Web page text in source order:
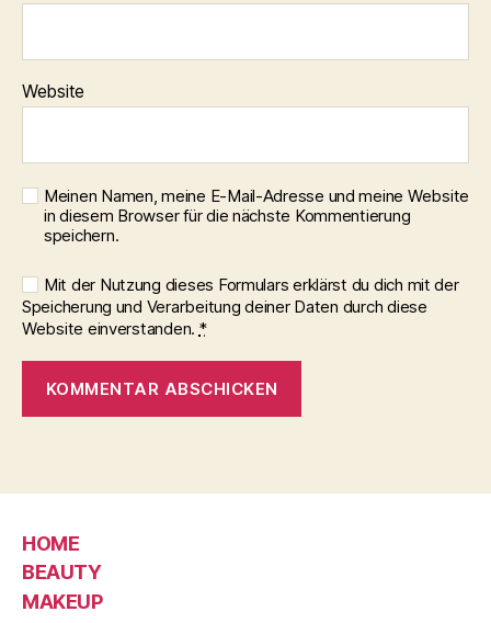
Website
Meinen Namen, meine E-Mail-Adresse und meine Website
in diesem Browser für die nächste Kommentierung
speichern.
Mit der Nutzung dieses Formulars erklärst du dich mit der
Speicherung und Verarbeitung deiner Daten durch diese
Website einverstanden. *
HOME
BEAUTY
MAKEUP